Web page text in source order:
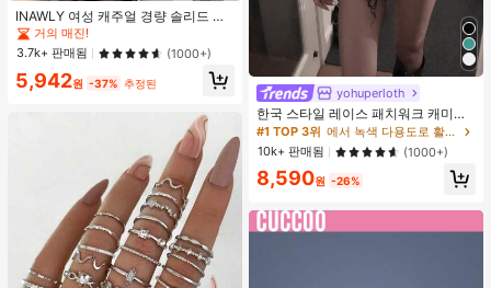
INAWLY 여성 캐주얼 경량 솔리드 컬
러 재킷, 봄/가을 일상 출퇴근에 적합
한 미니멀리스트 스타일
거의 매진!
3.7k+ 판매됨
(1000+)
5,942원 -37% 추정된
yohuperloth
한국 스타일 레이스 패치워크 캐미솔
탱크 탑, Y2K 에스테틱, 스트리트웨어
캐주얼 여름
#1 TOP 3위
에서 녹색 다용도로 활용 가능한 데일리 탑
10k+ 판매됨
(1000+)
8,590원 -26%